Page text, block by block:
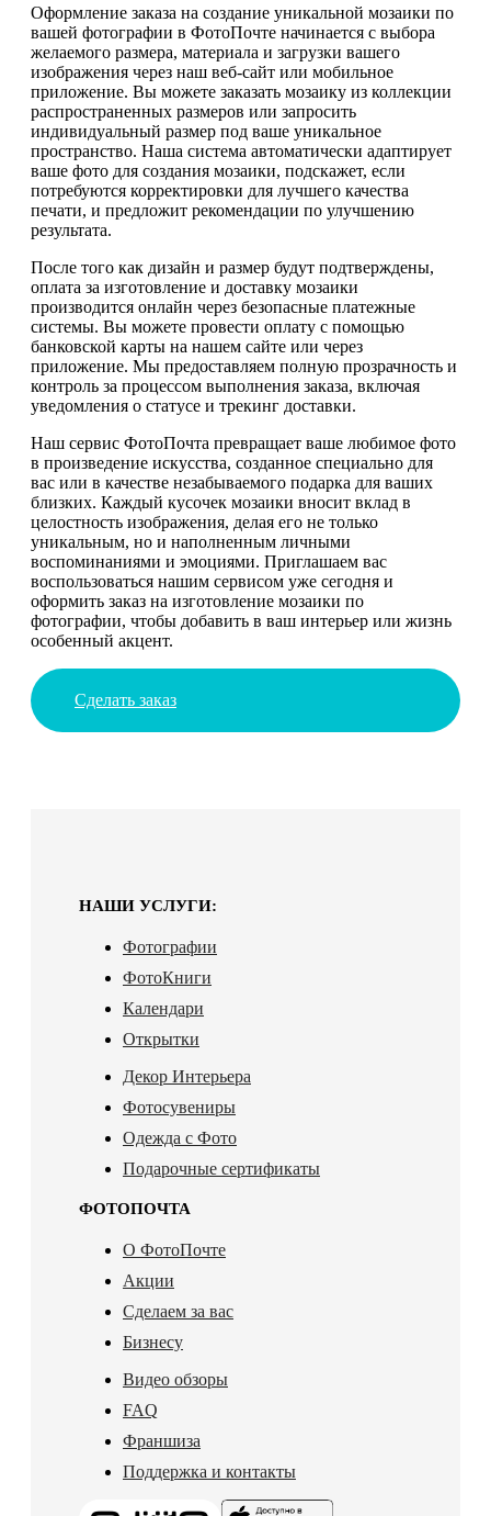
Оформление заказа на создание уникальной мозаики по
вашей фотографии в ФотоПочте начинается с выбора
желаемого размера, материала и загрузки вашего
изображения через наш веб-сайт или мобильное
приложение. Вы можете заказать мозаику из коллекции
распространенных размеров или запросить
индивидуальный размер под ваше уникальное
пространство. Наша система автоматически адаптирует
ваше фото для создания мозаики, подскажет, если
потребуются корректировки для лучшего качества
печати, и предложит рекомендации по улучшению
результата.
После того как дизайн и размер будут подтверждены,
оплата за изготовление и доставку мозаики
производится онлайн через безопасные платежные
системы. Вы можете провести оплату с помощью
банковской карты на нашем сайте или через
приложение. Мы предоставляем полную прозрачность и
контроль за процессом выполнения заказа, включая
уведомления о статусе и трекинг доставки.
Наш сервис ФотоПочта превращает ваше любимое фото
в произведение искусства, созданное специально для
вас или в качестве незабываемого подарка для ваших
близких. Каждый кусочек мозаики вносит вклад в
целостность изображения, делая его не только
уникальным, но и наполненным личными
воспоминаниями и эмоциями. Приглашаем вас
воспользоваться нашим сервисом уже сегодня и
оформить заказ на изготовление мозаики по
фотографии, чтобы добавить в ваш интерьер или жизнь
особенный акцент.
Сделать заказ
НАШИ УСЛУГИ:
Фотографии
ФотоКниги
Календари
Открытки
Декор Интерьера
Фотосувениры
Одежда с Фото
Подарочные сертификаты
ФОТОПОЧТА
О ФотоПочте
Акции
Сделаем за вас
Бизнесу
Видео обзоры
FAQ
Франшиза
Поддержка и контакты